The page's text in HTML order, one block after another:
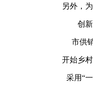
另外，
创
市供
开始乡
采用“